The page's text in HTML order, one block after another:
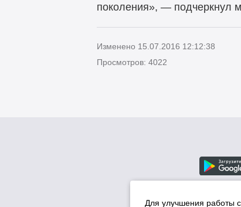
поколения», — подчеркнул
Изменено 15.07.2016 12:12:38
Просмотров: 4022
Для улучшения работы